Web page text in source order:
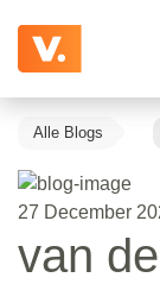
Alle Blogs
27 December
van